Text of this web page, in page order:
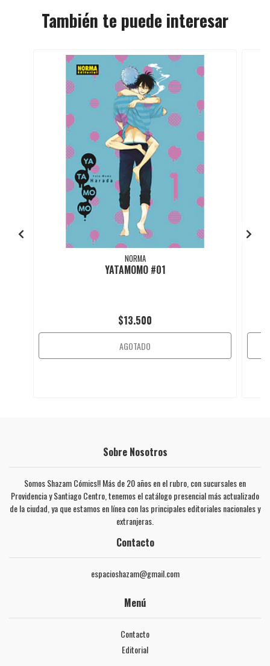
También te puede interesar
NORMA
YATAMOMO #01
$13.500
AGOTADO
Sobre Nosotros
Somos Shazam Cómics!! Más de 20 años en el rubro, con sucursales en
Providencia y Santiago Centro, tenemos el catálogo presencial más actualizado
de la ciudad, ya que estamos en línea con las principales editoriales nacionales y
extranjeras.
Contacto
espacioshazam@gmail.com
Menú
Contacto
Editorial